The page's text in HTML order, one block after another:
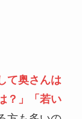
て奥さんは
？」「若い